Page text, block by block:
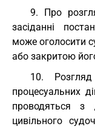
9. Про
засіданні
може оголосити
або закритою
10.
процесуальних
проводяться з
цивільного